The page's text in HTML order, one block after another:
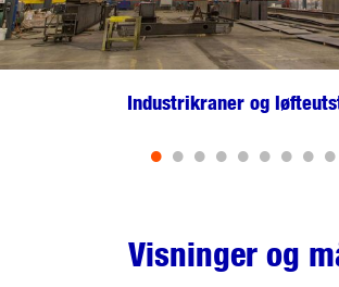
Industrikraner og
• • • • • • • • •
Visninger og